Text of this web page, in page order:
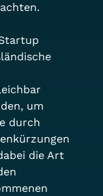
um
durch
die Art